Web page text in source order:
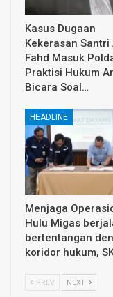
Kasus Dugaan
Kekerasan Santri
Fahd Masuk
Praktisi Hukum
Bicara Soal…
HEADLINE
Menjaga
Hulu Migas
bertentangan
koridor hukum,
PREV NEXT